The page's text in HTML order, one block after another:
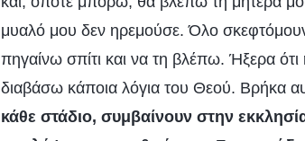
μυαλό μου δεν ηρεμούσε. Όλο
πηγαίνω σπίτι και να τη βλέπω. Ήξερα
διαβάσω κάποια λόγια του Θεού. Βρήκα
κάθε στάδιο, συμβαίνουν στην